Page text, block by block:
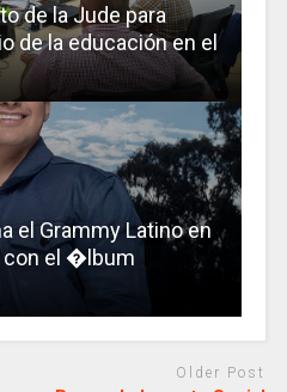
de la Jude para
de la educación en el
el Grammy Latino en
con el �lbum
Older Post